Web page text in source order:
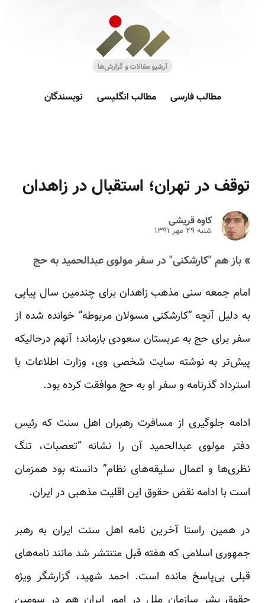
مطالب فارسی مطالب انگلیسی نویسندگان
توقف در تهران؛ استقبال در زاهدان
کاوه قریشی
شنبه ۲۹ مهر ۱۳۹۱
» باز هم "کارشکنی" در سفر مولوی عبدالحمید به حج
امام جمعه سنی مذهب زاهدان برای چندمین سال پیاپی
به دلیل آنچه “کارشکنی مسولان مربوطه” خوانده شده از
سفر برای حج به عربستان سعودی بازماند؛ آنهم درحالیکه
پیش‌تر به نوشته سایت شخصی وی، وزارت اطلاعات با
استرداد گذرنامه و سفر او به حج موافقت کرده بود.
ادامه جلوگیری از مسافرت رهبران اهل سنت که رئیس
دفتر مولوی عبدالحمید آن را نشانه “تعصبات، تنگ
نظری‌ها و اعمال سلیقه‌های نظام” دانسته بود همزمان
است با ادامه نقض حقوق این اقلیت مذهبی در ایران.
در همین راستا آخرین نامه اهل سنت ایران به رهبر
جمهوری اسلامی که هفته قبل متنتشر شد مانند نامه‌های
قبلی بی‌پاسخ مانده است. احمد شهید، گزارشگر ویژه